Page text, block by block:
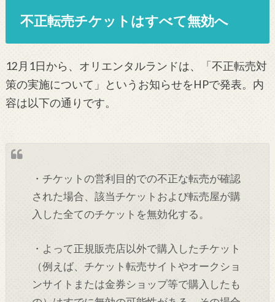
不正転売チケットはすべて無効へ
12月1日から、オリエンタルランドは、「不正転売対
策の実施について」というお知らせをHPで発表。内
容は以下の通りです。
・チケットの営利目的での不正な転売が確認
された場合、該当チケットおよび転売屋が購
入した全てのチケットを無効化する。
・よって正規販売店以外で購入したチケット
（例えば、チケット転売サイトやオークショ
ンサイトまたは金券ショップ等で購入したも